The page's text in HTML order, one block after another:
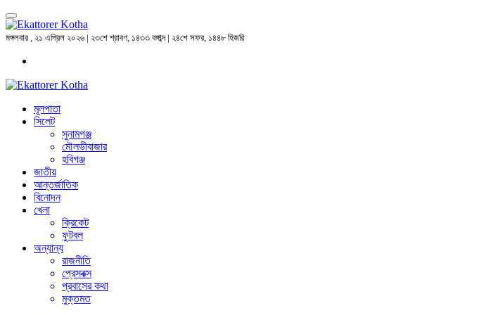
মঙ্গলবার , ২১ এপ্রিল ২০২৬ | ২৩শে শ্রাবণ, ১৪৩৩ বঙ্গাব্দ | ২৪শে সফর, ১৪৪৮ হিজরি
মূলপাতা
সিলেট
সুনামগঞ্জ
মৌলভীবাজার
হবিগঞ্জ
জাতীয়
আন্তর্জাতিক
বিনোদন
খেলা
ক্রিকেট
ফুটবল
অন্যান্য
রাজনীতি
প্রেসবক্স
প্রবাসের কথা
মুক্তমত